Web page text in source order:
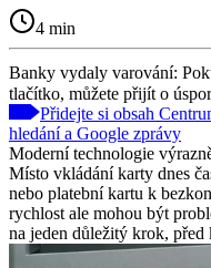
4 min
Banky vydaly varování:
tlačítko, můžete přijít o
Přidejte si obsah
hledání a Google zprávy
Moderní technologie
Místo vkládání karty dnes
nebo platební kartu k
rychlost ale mohou být
na jeden důležitý krok,